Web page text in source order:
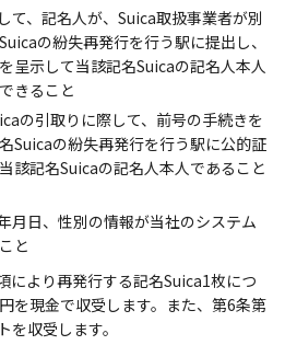
て、記名人が、Suica取扱事業者が別
の紛失再発行を行う駅に提出し、
呈示して当該記名Suicaの記名人本人
きること
の引取りに際して、前号の手続きを
Suicaの紛失再発行を行う駅に公的証
該記名Suicaの記名人本人であること
月日、性別の情報が当社のシステム
と
により再発行する記名Suica1枚につ
を現金で収受します。また、第6条第
収受します。